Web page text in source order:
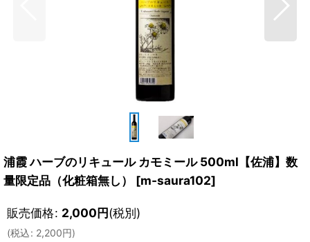
浦霞 ハーブのリキュール カモミール 500ml【佐浦】数
量限定品（化粧箱無し）
[m-saura102]
販売価格: 2,000円(税別)
(税込: 2,200円)